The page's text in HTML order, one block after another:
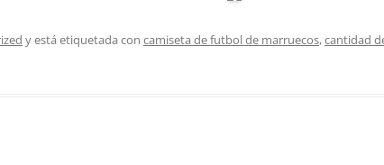
y está etiquetada con camiseta de futbol de marruecos,cantidad